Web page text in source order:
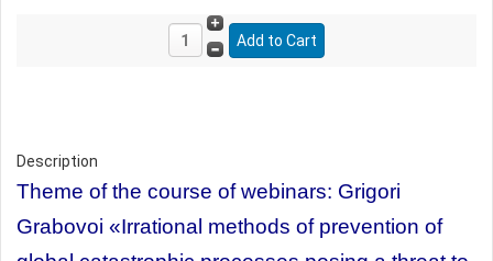
Description
Theme of the course of webinars: Grigori
Grabovoi «Irrational methods of prevention of